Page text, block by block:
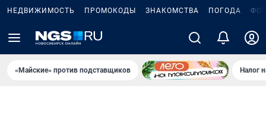
НЕДВИЖИМОСТЬ ПРОМОКОДЫ ЗНАКОМСТВА ПОГОДА
«Майские» против подставщиков Налог